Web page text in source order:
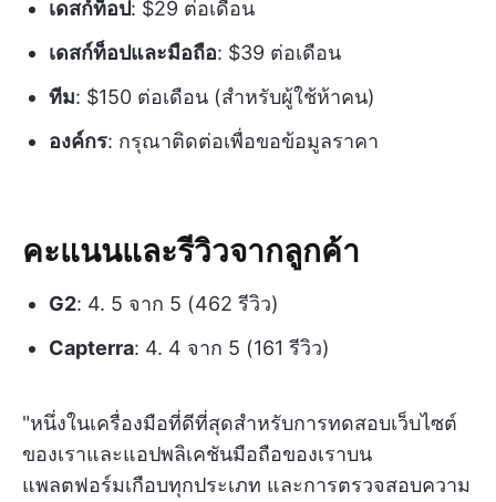
เดสก์ท็อป: $29 ต่อเดือน
เดสก์ท็อปและมือถือ: $39 ต่อเดือน
ทีม: $150 ต่อเดือน (สำหรับผู้ใช้ห้าคน)
องค์กร: กรุณาติดต่อเพื่อขอข้อมูลราคา
คะแนนและรีวิวจากลูกค้า
G2: 4. 5 จาก 5 (462 รีวิว)
Capterra: 4. 4 จาก 5 (161 รีวิว)
"หนึ่งในเครื่องมือที่ดีที่สุดสำหรับการทดสอบเว็บไซต์
ของเราและแอปพลิเคชันมือถือของเราบน
แพลตฟอร์มเกือบทุกประเภท และการตรวจสอบความ